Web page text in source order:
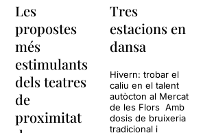
Les
propostes
més
estimulants
dels teatres
de
proximitat
Tres
estacions en
dansa
Hivern: trobar el
caliu en el talent
autòcton al Mercat
de les Flors Amb
dosis de bruixeria
tradicional i